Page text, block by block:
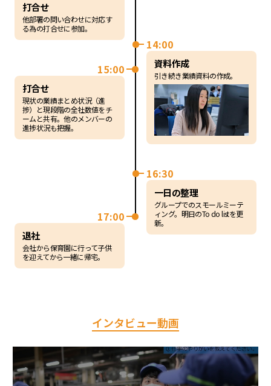
打合せ
他部署の問い合わせに対応す
る為の打合せに参加。
15:00
打合せ
現状の業績まとめ状況（進
捗）と現段階の全社数値をチ
ームと共有。他のメンバーの
進捗状況も把握。
17:00
退社
会社から保育園に行って子供
を迎えてから一緒に帰宅。
14:00
資料作成
引き続き業績資料の作成。
16:30
一日の整理
グループでのスモールミーテ
ィング。明日のTo do listを更
新。
インタビュー動画